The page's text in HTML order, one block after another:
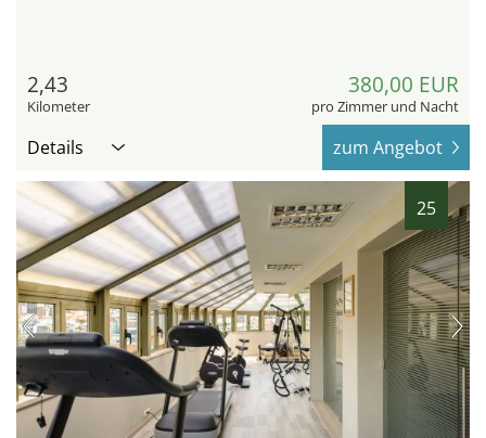
2,43
Kilometer
380,00 EUR
pro Zimmer und Nacht
Details zum Angebot
25